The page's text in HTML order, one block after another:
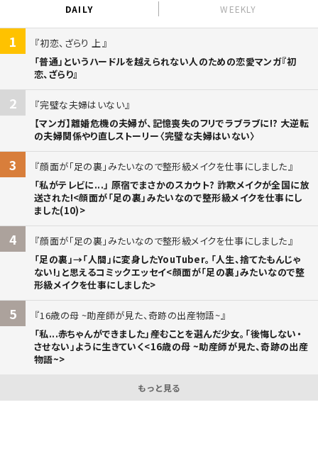
DAILY WEEKLY
1
初恋、ざらり 上
「普通」というハードルを越えられない人のための恋愛マンガ『初
恋、ざらり』
2
完璧な夫婦はいない
【マンガ】離婚危機の夫婦が、記憶喪失のフリでラブラブに!? 大逆転
の夫婦関係やり直しストーリー〈完璧な夫婦はいない〉
3
顔面が「足の裏」みたいなので整形級メイクを仕事にしました
「私がテレビに...」 原宿でまさかのスカウト? 詐欺メイクが全国に放
送された!<顔面が「足の裏」みたいなので整形級メイクを仕事にし
ました(10)>
4
顔面が「足の裏」みたいなので整形級メイクを仕事にしました
「足の裏」→「人間」に変身したYouTuber。「人生、捨てたもんじゃ
ない!」と思えるコミックエッセイ<顔面が「足の裏」みたいなので整
形級メイクを仕事にしました>
5
16歳の母 ~助産師が見た、奇跡の出産物語~
「私...赤ちゃんができました」――産むことを選んだ少女。「後悔しない・
させない」ように生きていく<16歳の母 ~助産師が見た、奇跡の出産
物語~>
もっと見る